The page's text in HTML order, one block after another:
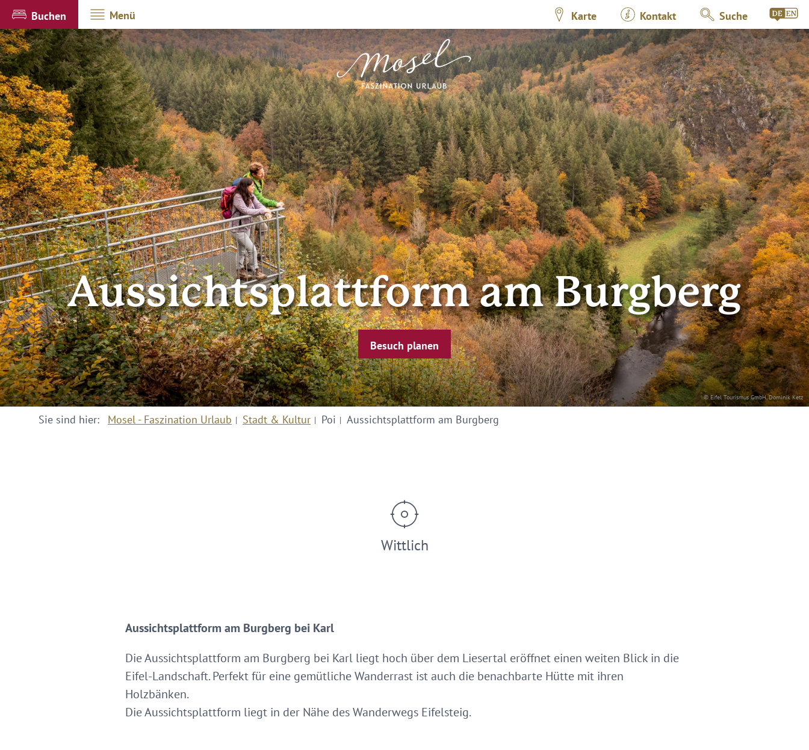
Buchen Menü Karte Kontakt Suche
© Eifel Tourismus GmbH, Dominik Ketz
Aussichtsplattform am Burgberg
Besuch planen
Sie sind hier: Mosel - Faszination Urlaub Stadt & Kultur Poi Aussichtsplattform am Burgberg
Wittlich
Aussichtsplattform am Burgberg bei Karl
Die Aussichtsplattform am Burgberg bei Karl liegt hoch über dem Liesertal eröffnet einen weiten Blick in die
Eifel-Landschaft. Perfekt für eine gemütliche Wanderrast ist auch die benachbarte Hütte mit ihren
Holzbänken.
Die Aussichtsplattform liegt in der Nähe des Wanderwegs Eifelsteig.